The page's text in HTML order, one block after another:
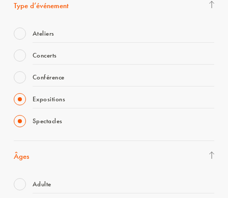
Type d’événement
Ateliers
Concerts
Conférence
Expositions
Spectacles
Âges
Adulte